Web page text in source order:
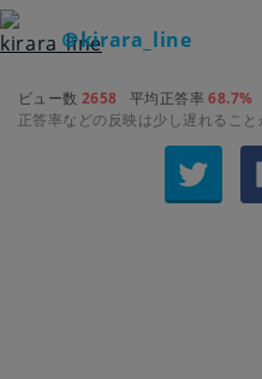
＠kirara_line
ビュー数 2658 平均正答率68.7%
正答率などの反映は少し遅れること